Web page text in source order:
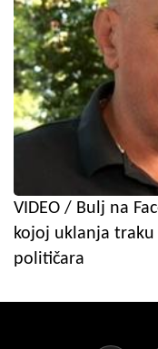
VIDEO / Bulj na
kojoj uklanja
političara